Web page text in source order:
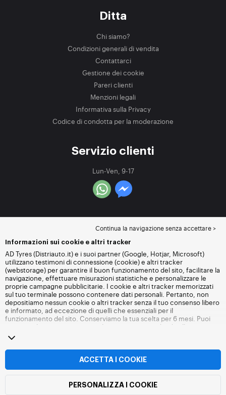
Ditta
Chi siamo?
Condizioni generali di vendita
Contattarci
Gestione dei cookie
Pareri clienti
Menzioni legali
Informativa sulla Privacy
Codice di condotta per la moderazione
Servizio clienti
Lun-Ven, 9-17
Continua la navigazione senza accettare >
Informazioni sui cookie e altri tracker
AD Tyres (Distriauto.it) e i suoi partner (Google, Hotjar, Microsoft)
utilizzano testimoni di connessione (cookie) e altri tracker
(webstorage) per garantire il buon funzionamento del sito, facilitare la
navigazione, effettuare misurazioni statistiche e personalizzare le
proprie campagne pubblicitarie. I cookie e altri tracker memorizzati
sul tuo terminale possono contenere dati personali. Pertanto, non
depositiamo nessun cookie o altri tracker senza il tuo consenso libero
e informato, ad eccezione di quelli che essenziali per il
funzionamento del sito. Conserviamo la tua scelta per 6 mesi. Puoi
revocare il tuo consenso in qualsiasi momento andando alla
dei cookie e altri tracker
senza accettare il deposito di cookie o altri tracker. Il rifiuto non
impedisce l'accesso ai servizi Distriauto.it. Per maggiori informazioni,
altri tracker .
ACCETTA I COOKIE
PERSONALIZZA I COOKIE